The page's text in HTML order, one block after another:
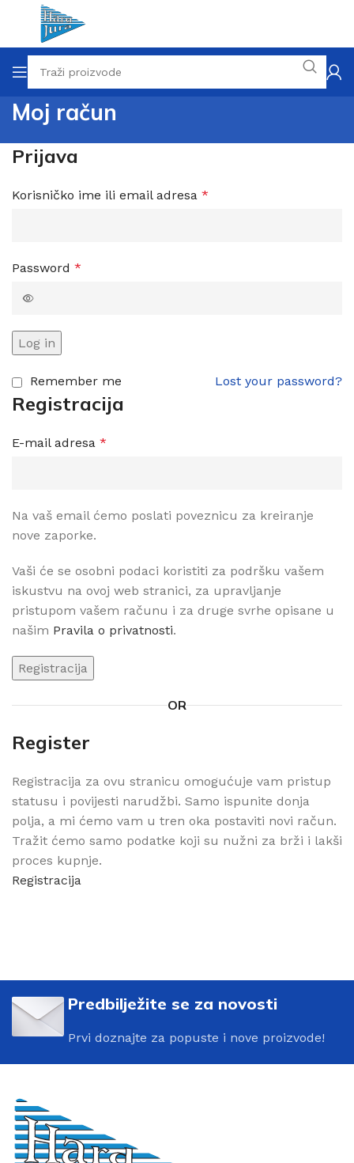
Moj račun
Prijava
Korisničko ime ili email adresa *
Password *
Log in
Lost your password?
Remember me
Registracija
E-mail adresa *
Na vaš email ćemo poslati poveznicu za kreiranje
nove zaporke.
Vaši će se osobni podaci koristiti za podršku vašem
iskustvu na ovoj web stranici, za upravljanje
pristupom vašem računu i za druge svrhe opisane u
našim Pravila o privatnosti.
Registracija
OR
Register
Registracija za ovu stranicu omogućuje vam pristup
statusu i povijesti narudžbi. Samo ispunite donja
polja, a mi ćemo vam u tren oka postaviti novi račun.
Tražit ćemo samo podatke koji su nužni za brži i lakši
proces kupnje.
Registracija
Predbilježite se za novosti
Prvi doznajte za popuste i nove proizvode!